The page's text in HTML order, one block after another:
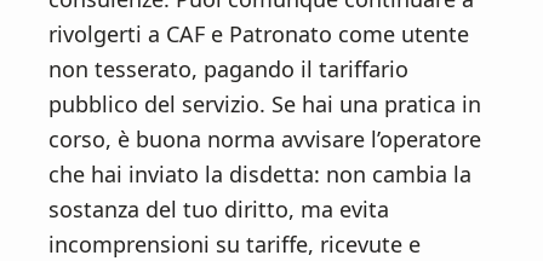
rivolgerti a CAF e Patronato come utente
non tesserato, pagando il tariffario
pubblico del servizio. Se hai una pratica in
corso, è buona norma avvisare l’operatore
che hai inviato la disdetta: non cambia la
sostanza del tuo diritto, ma evita
incomprensioni su tariffe, ricevute e